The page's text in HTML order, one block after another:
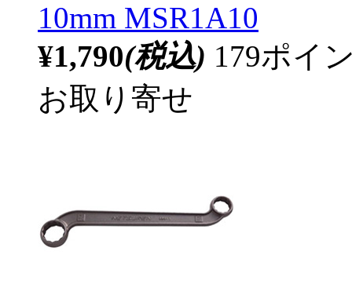
10mm MSR1A10
¥1,790(税込) 179ポイ
お取り寄せ